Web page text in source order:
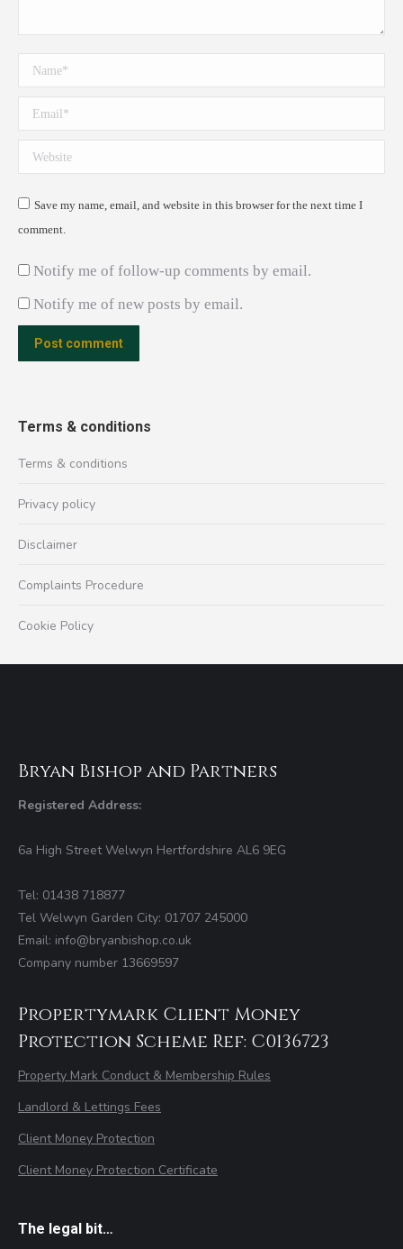
Name *
Email *
Website
Save my name, email, and website in this browser for the next time I
comment.
Notify me of follow-up comments by email.
Notify me of new posts by email.
Post comment
Terms & conditions
Terms & conditions
Privacy policy
Disclaimer
Complaints Procedure
Cookie Policy
Bryan Bishop and Partners
Registered Address:
6a High Street Welwyn Hertfordshire AL6 9EG
Tel: 01438 718877
Tel Welwyn Garden City: 01707 245000
Email: info@bryanbishop.co.uk
Company number 13669597
Propertymark Client Money
Protection Scheme Ref: C0136723
Property Mark Conduct & Membership Rules
Landlord & Lettings Fees
Client Money Protection
Client Money Protection Certificate
The legal bit…